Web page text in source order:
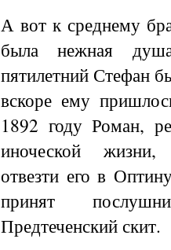
А вот к среднему
была нежная
пятилетний Стефан
вскоре ему
1892 году Роман,
иноческой
отвезти его в
принят
Предтеченский скит.